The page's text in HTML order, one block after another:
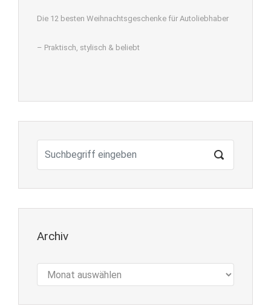
Die 12 besten Weihnachtsgeschenke für Autoliebhaber
– Praktisch, stylisch & beliebt
Archiv